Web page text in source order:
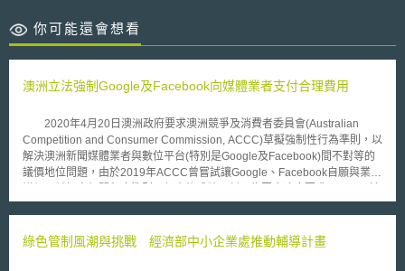
你可能還會想看
澳洲立法強制Google及Facebook向媒體業者支付合理費用
2020年4月20日澳洲政府要求澳洲競爭及消費者委員會(Australian
Competition and Consumer Commission, ACCC)草擬強制性行為準則，以
解決澳洲新聞媒體業者與數位平台(特別是Google及Facebook)間不對等的
議價地位問題，由於2019年ACCC曾嘗試讓Google、Facebook自願與業者
同年7月31日公布一份行為準則草案，「2020年修正草案—新聞媒體與數位
AND DIGITAL PLATFORMS MANDATORY BARGAINING CODE) BILL
綠色管制風潮與挑戰 經濟部中小企業處推動輔導計畫